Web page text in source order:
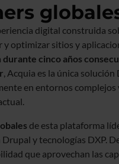
digital construida
y optimizar sitios y
durante cinco años
, Acquia es la única
en entornos complejos
de esta plataforma
y tecnologías DXP.
que aprovechan las